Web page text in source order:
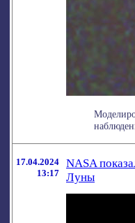
17.04.2024
13:17
NASA
Луны